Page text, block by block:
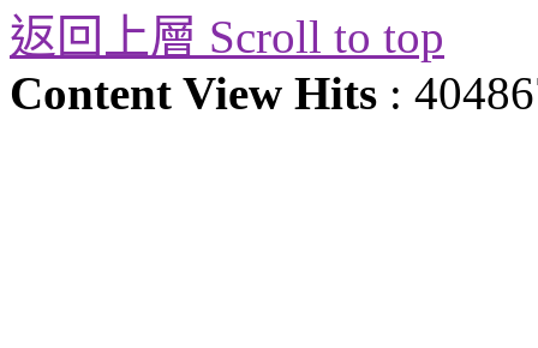
返回上層 Scroll to top
Content View Hits :